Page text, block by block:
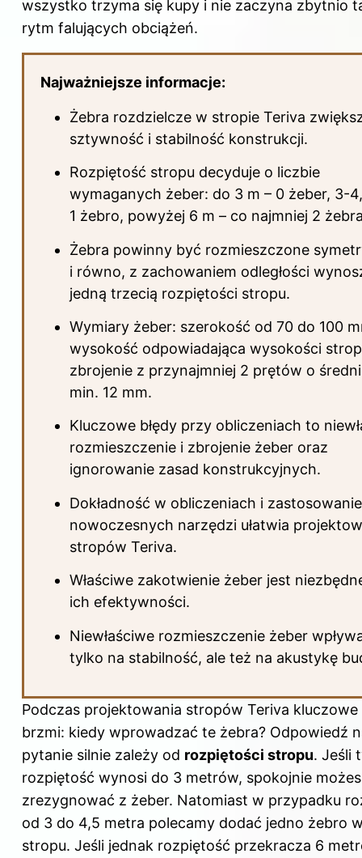
wszystko trzyma się kupy i nie zaczyna zbytnio
rytm falujących obciążeń.
Najważniejsze informacje:
Żebra rozdzielcze w stropie Teriva
sztywność i stabilność konstrukcji.
Rozpiętość stropu decyduje o liczbie
wymaganych żeber: do 3 m – 0 żeber, 3-
1 żebro, powyżej 6 m – co najmniej 2
Żebra powinny być rozmieszczone
i równo, z zachowaniem odległości
jedną trzecią rozpiętości stropu.
Wymiary żeber: szerokość od 70 do 100
wysokość odpowiadająca wysokości
zbrojenie z przynajmniej 2 prętów o
min. 12 mm.
Kluczowe błędy przy obliczeniach to
rozmieszczenie i zbrojenie żeber oraz
ignorowanie zasad konstrukcyjnych.
Dokładność w obliczeniach i zastosowanie
nowoczesnych narzędzi ułatwia
stropów Teriva.
Właściwe zakotwienie żeber jest
ich efektywności.
Niewłaściwe rozmieszczenie żeber
tylko na stabilność, ale też na akustykę
Podczas projektowania stropów Teriva
brzmi: kiedy wprowadzać te żebra? Odpowiedź
pytanie silnie zależy od rozpiętości stropu. Jeśli
rozpiętość wynosi do 3 metrów, spokojnie
zrezygnować z żeber. Natomiast w przypadku
od 3 do 4,5 metra polecamy dodać jedno żebro
stropu. Jeśli jednak rozpiętość przekracza 6